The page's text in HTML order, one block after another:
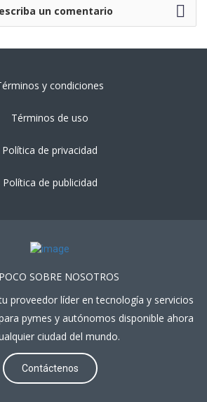
un comentario
y condiciones
Términos de uso
Política de privacidad
Política de publicidad
SOBRE NOSOTROS
proveedor líder en tecnología y servicios
pymes y autónomos disponible ahora
ciudad del mundo.
Contáctenos